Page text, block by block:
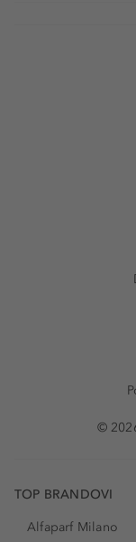
©
TOP BRANDOVI
Alfaparf Milano